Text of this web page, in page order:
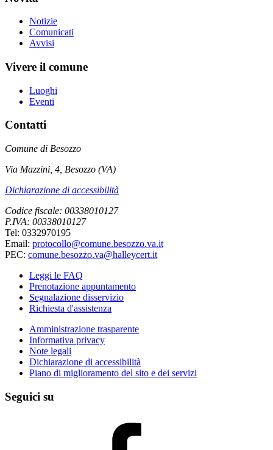
Notizie
Comunicati
Avvisi
Vivere il comune
Luoghi
Eventi
Contatti
Comune di Besozzo
Via Mazzini, 4, Besozzo (VA)
Dichiarazione di accessibilità
Codice fiscale: 00338010127
P.IVA: 00338010127
Tel: 0332970195
Email: protocollo@comune.besozzo.va.it
PEC: comune.besozzo.va@halleycert.it
Leggi le FAQ
Prenotazione appuntamento
Segnalazione disservizio
Richiesta d'assistenza
Amministrazione trasparente
Informativa privacy
Note legali
Dichiarazione di accessibilità
Piano di miglioramento del sito e dei servizi
Seguici su